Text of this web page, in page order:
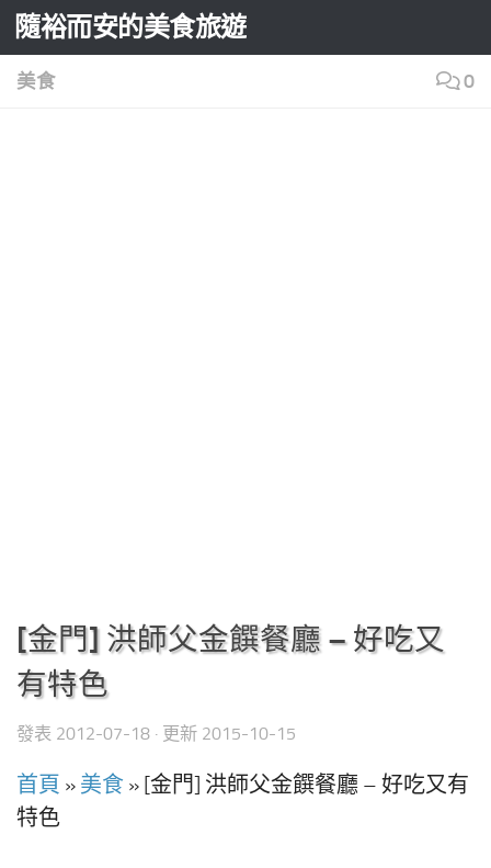
Skip to content
隨裕而安的美食旅遊
美食 0
[金門] 洪師父金饌餐廳 – 好吃又
有特色
發表 2012-07-18 · 更新 2015-10-15
首頁 » 美食 » [金門] 洪師父金饌餐廳 – 好吃又有
特色